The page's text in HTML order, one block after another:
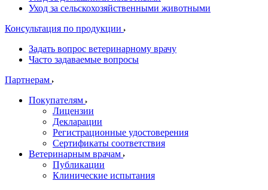
Уход за сельскохозяйственными животными
Консультация по продукции
Задать вопрос ветеринарному врачу
Часто задаваемые вопросы
Партнерам
Покупателям
Лицензии
Декларации
Регистрационные удостоверения
Сертификаты соответствия
Ветеринарным врачам
Публикации
Клинические испытания